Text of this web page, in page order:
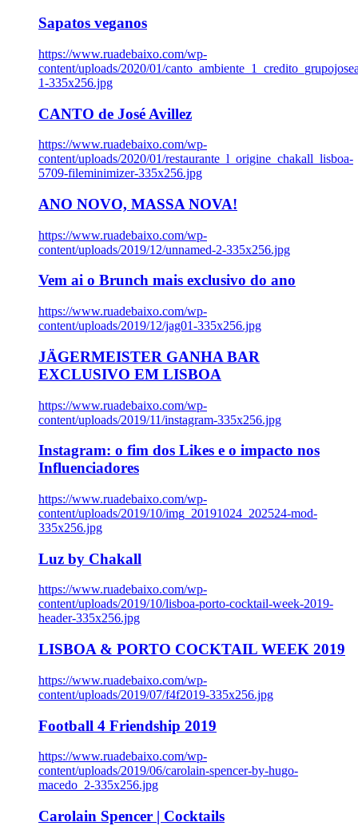
Sapatos veganos
https://www.ruadebaixo.com/wp-
content/uploads/2020/01/
1-335x256.jpg
CANTO de José Avillez
https://www.ruadebaixo.com/wp-
content/uploads/2020/01/restaurante_l_origine_chakall_lisboa-
5709-fileminimizer-335x256.jpg
ANO NOVO, MASSA NOVA!
https://www.ruadebaixo.com/wp-
content/uploads/2019/12/unnamed-2-335x256.jpg
Vem ai o Brunch mais exclusivo do ano
https://www.ruadebaixo.com/wp-
content/uploads/2019/12/jag01-335x256.jpg
JÄGERMEISTER GANHA BAR
EXCLUSIVO EM LISBOA
https://www.ruadebaixo.com/wp-
content/uploads/2019/11/instagram-335x256.jpg
Instagram: o fim dos Likes e o impacto nos
Influenciadores
https://www.ruadebaixo.com/wp-
content/uploads/2019/10/img_20191024_202524-mod-
335x256.jpg
Luz by Chakall
https://www.ruadebaixo.com/wp-
content/uploads/2019/10/lisboa-porto-cocktail-week-2019-
header-335x256.jpg
LISBOA & PORTO COCKTAIL WEEK 2019
https://www.ruadebaixo.com/wp-
content/uploads/2019/07/f4f2019-335x256.jpg
Football 4 Friendship 2019
https://www.ruadebaixo.com/wp-
content/uploads/2019/06/carolain-spencer-by-hugo-
macedo_2-335x256.jpg
Carolain Spencer | Cocktails